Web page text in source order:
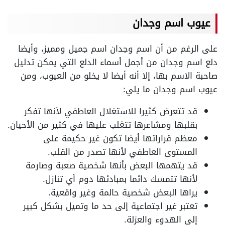
عيوب اسم وجدان
على الرغم من أن اسم وجدان اسم جميل ومميز، وأيضا
دلع اسم وجدان من أجمل أسماء الدلع التي يمكن تدليل
صاحبة الاسم بها، إلا أنه أيضا لا يخلو من العيوب، ومن
عيوب اسم وجدان ما يلي:
قد تتعرض كثيرا للاستغلال العاطفي لأنها تفكر
بقلبها ومشاعرها تتغلب عليها في كثير من الأحيان.
معظم قراراتها أيضا تكون غير حكيمة على
المستوى العاطفي لأنها تصدر من القلب.
قد يتهمها البعض بأنها شخصية صعبة وصارمة
لأنها تتمسك دائما بمبادئها دوم أي تنازل.
يراها البعض شخصية حالمة وغير واقعية.
تعتبر غير اجتماعية إلى حد ما وتميل بشكل كبير
إلى الهدوء والعزلة.